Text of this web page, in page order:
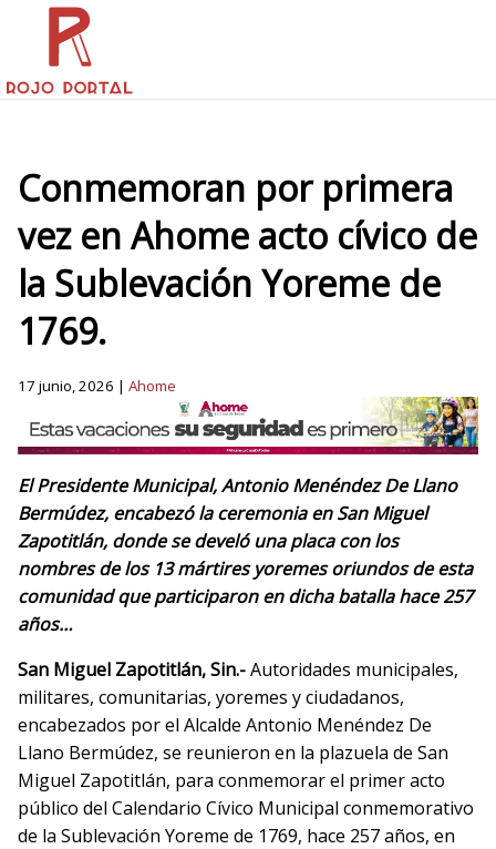
Conmemoran por primera
vez en Ahome acto cívico de
la Sublevación Yoreme de
1769.
17 junio, 2026 | Ahome
El Presidente Municipal, Antonio Menéndez De Llano
Bermúdez, encabezó la ceremonia en San Miguel
Zapotitlán, donde se develó una placa con los
nombres de los 13 mártires yoremes oriundos de esta
comunidad que participaron en dicha batalla hace 257
años…
San Miguel Zapotitlán, Sin.-Autoridades municipales,
militares, comunitarias, yoremes y ciudadanos,
encabezados por el Alcalde Antonio Menéndez De
Llano Bermúdez, se reunieron en la plazuela de San
Miguel Zapotitlán, para conmemorar el primer acto
público del Calendario Cívico Municipal conmemorativo
de la Sublevación Yoreme de 1769, hace 257 años, en